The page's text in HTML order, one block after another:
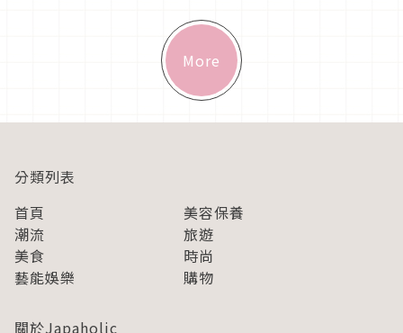
More
分類列表
首頁
美容保養
潮流
旅遊
美食
時尚
藝能娛樂
購物
關於Japaholic